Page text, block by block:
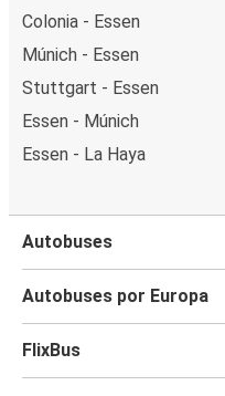
Colonia - Essen
Múnich - Essen
Stuttgart - Essen
Essen - Múnich
Essen - La Haya
Autobuses
Autobuses por Europa
FlixBus